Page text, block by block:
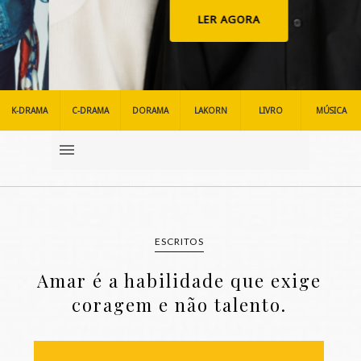
LER AGORA
K-DRAMA C-DRAMA DORAMA LAKORN LIVRO MÚSICA
ESCRITOS
Amar é a habilidade que exige
coragem e não talento.